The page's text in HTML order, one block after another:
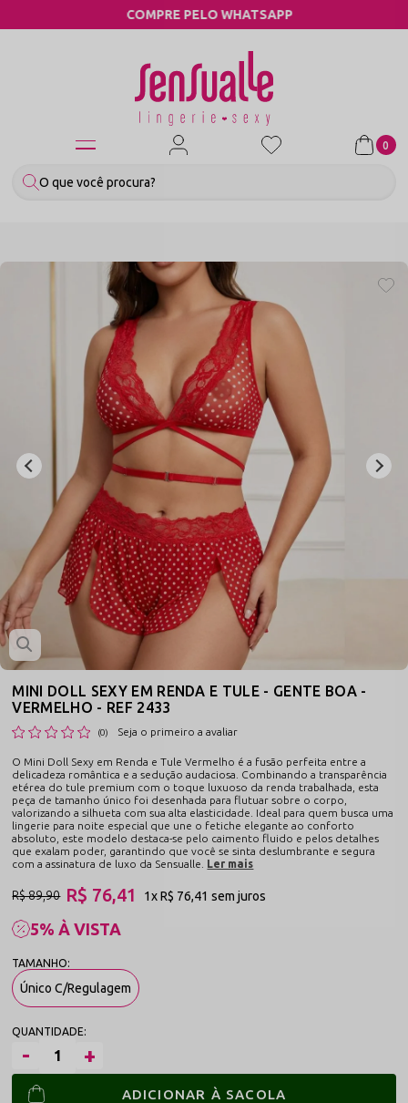
COMPRE PELO WHATSAPP
0
MINI DOLL SEXY EM RENDA E TULE - GENTE BOA -
VERMELHO - REF 2433
(0) Seja o primeiro a avaliar
O Mini Doll Sexy em Renda e Tule Vermelho é a fusão perfeita entre a
delicadeza romântica e a sedução audaciosa. Combinando a transparência
etérea do tule premium com o toque luxuoso da renda trabalhada, esta
peça de tamanho único foi desenhada para flutuar sobre o corpo,
valorizando a silhueta com sua alta elasticidade. Ideal para quem busca uma
lingerie para noite especial que une o fetiche elegante ao conforto
absoluto, este modelo destaca-se pelo caimento fluido e pelos detalhes
que exalam poder, garantindo que você se sinta deslumbrante e segura
com a assinatura de luxo da Sensualle.
Ler mais
5% À VISTA
R$ 89,90 R$ 76,41 1xR$ 76,41sem juros
Único C/Regulagem
ADICIONAR À SACOLA